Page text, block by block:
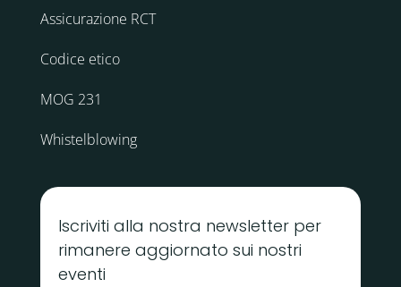
Assicurazione RCT
Codice etico
MOG 231
Whistelblowing
Iscriviti alla nostra newsletter per
rimanere aggiornato sui nostri
eventi